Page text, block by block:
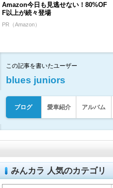
Amazon今日も見逃せない！80%OF
F以上が続々登場
PR（Amazon）
この記事を書いたユーザー
blues juniors
ブログ 愛車紹介 アルバム
みんカラ 人気のカテゴリ